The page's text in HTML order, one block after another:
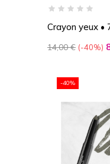
Crayon yeux •
Prix
14,00 € -40%
-40%